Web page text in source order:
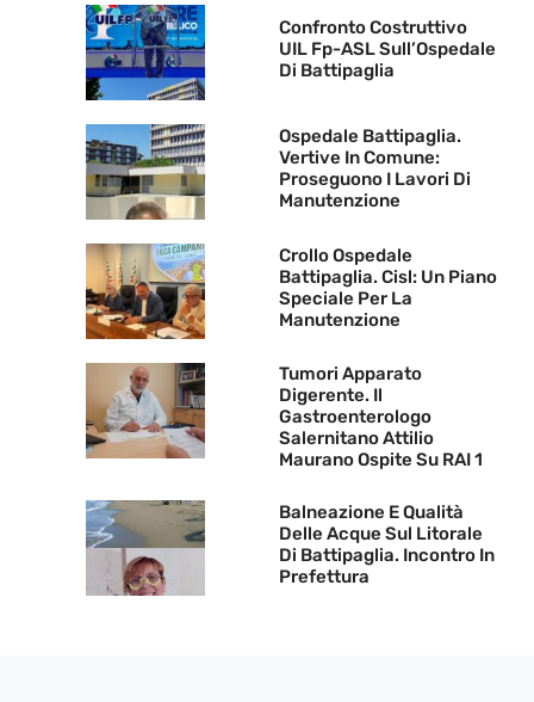
Confronto Costruttivo
UIL Fp-ASL Sull’Ospedale
Di Battipaglia
Ospedale Battipaglia.
Vertive In Comune:
Proseguono I Lavori Di
Manutenzione
Crollo Ospedale
Battipaglia. Cisl: Un Piano
Speciale Per La
Manutenzione
Tumori Apparato
Digerente. Il
Gastroenterologo
Salernitano Attilio
Maurano Ospite Su RAI 1
Balneazione E Qualità
Delle Acque Sul Litorale
Di Battipaglia. Incontro In
Prefettura